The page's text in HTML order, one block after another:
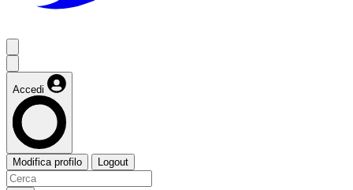
Accedi
Modifica profilo Logout